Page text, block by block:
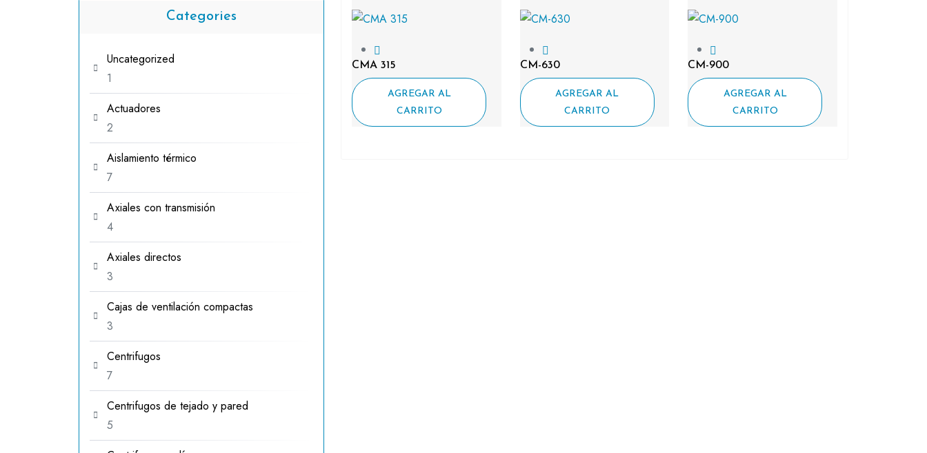
CMA 315
AGREGAR AL
CARRITO
CM-630
AGREGAR AL
CARRITO
CM-900
AGREGAR AL
CARRITO
Categories
Uncategorized
1
producto
Actuadores
2
productos
Aislamiento térmico
77
productos
Axiales con transmisión
44
productos
Axiales directos
3
productos
Cajas de ventilación compactas
3
productos
Centrifugos
77
productos
Centrifugos de tejado y pared
5
productos